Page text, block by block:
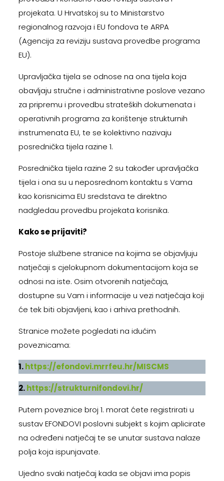
projekata. U Hrvatskoj su to Ministarstvo
regionalnog razvoja i EU fondova te ARPA
(Agencija za reviziju sustava provedbe programa
EU).
Upravljačka tijela se odnose na ona tijela koja
obavljaju stručne i administrativne poslove vezano
za pripremu i provedbu strateških dokumenata i
operativnih programa za korištenje strukturnih
instrumenata EU, te se kolektivno nazivaju
posrednička tijela razine 1.
Posrednička tijela razine 2 su također upravljačka
tijela i ona su u neposrednom kontaktu s Vama
kao korisnicima EU sredstava te direktno
nadgledau provedbu projekata korisnika.
Kako se prijaviti?
Postoje službene stranice na kojima se objavljuju
natječaji s cjelokupnom dokumentacijom koja se
odnosi na iste. Osim otvorenih natječaja,
dostupne su Vam i informacije u vezi natječaja koji
će tek biti objavljeni, kao i arhiva prethodnih.
Stranice možete pogledati na idućim
poveznicama:
1.https://efondovi.mrrfeu.hr/MISCMS
2.https://strukturnifondovi.hr/
Putem poveznice broj 1. morat ćete registrirati u
sustav EFONDOVI poslovni subjekt s kojim aplicirate
na određeni natječaj te se unutar sustava nalaze
polja koja ispunjavate.
Ujedno svaki natječaj kada se objavi ima popis